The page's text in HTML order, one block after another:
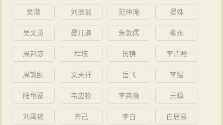
吴潜 刘辰翁 范仲淹 晏殊
吴文英 晏几道 朱敦儒 柳永
周邦彦 程垓 贺铸 李清照
周敦颐 文天祥 岳飞 李煜
陆龟蒙 韦应物 李商隐 元稹
刘禹锡 齐己 李白 白居易